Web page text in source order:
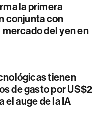
la primera
conjunta con
mercado del yen en
tienen
de gasto por US$2
el auge de la IA